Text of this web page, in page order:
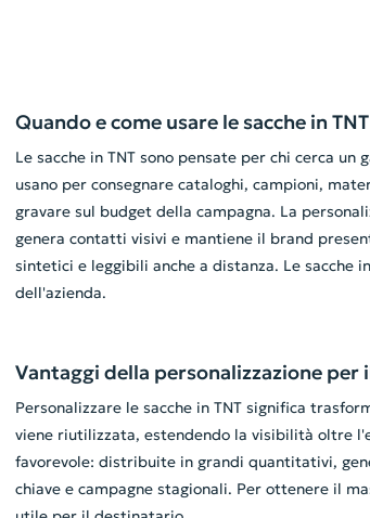
Quando e come usare le sacche in TNT
Le sacche in TNT sono pensate per chi cerca
usano per consegnare cataloghi, campioni,
gravare sul budget della campagna. La
genera contatti visivi e mantiene il brand
sintetici e leggibili anche a distanza. Le sacche
dell'azienda.
Vantaggi della personalizzazione per
Personalizzare le sacche in TNT significa
viene riutilizzata, estendendo la visibilità oltre
favorevole: distribuite in grandi quantitativi,
chiave e campagne stagionali. Per ottenere il